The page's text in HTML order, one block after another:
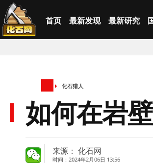
首页 最新发现 最新研究
化石猎人
如何在岩
来源： 化石网
时间：2024年2月06日 13:56